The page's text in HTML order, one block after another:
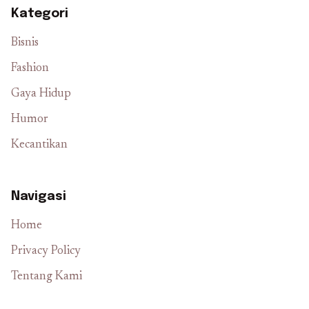
Kategori
Bisnis
Fashion
Gaya Hidup
Humor
Kecantikan
Navigasi
Home
Privacy Policy
Tentang Kami